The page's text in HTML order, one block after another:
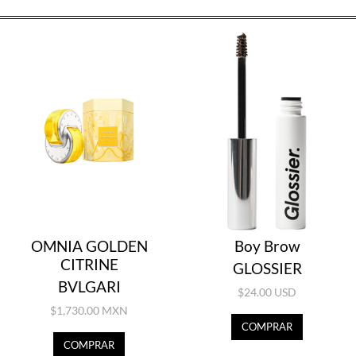
OMNIA GOLDEN
CITRINE
BVLGARI
$1,730.00 MXN
COMPRAR
Boy Brow
GLOSSIER
$24.00 USD
COMPRAR